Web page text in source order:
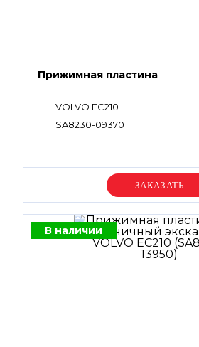
Прижимная пластина
VOLVO EC210
SA8230-09370
Уточняйте цену
В наличии